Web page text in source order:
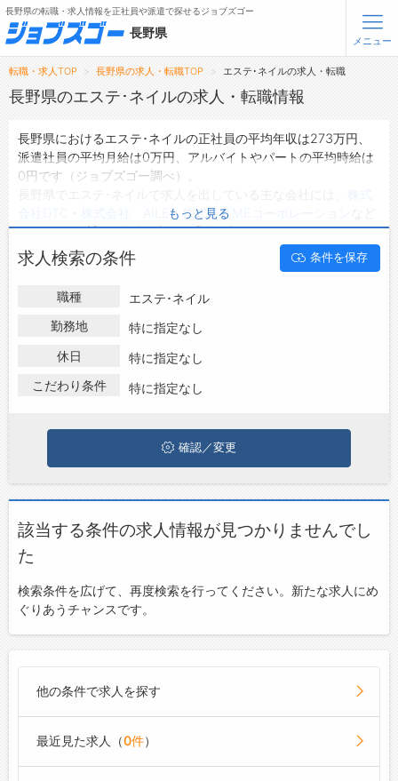
無料会員登録 ログイン
メニュー
トップ
タップで簡単に求人を探す
【初めての方へ】
長野県の求人検索で選ばれる理由
転職支援サービス
お問い合わせ
よくあるご質問
長野県の転職・求人情報を正社員や派遣で探せるジョブズゴー
長野県
メニュー
転職・求人TOP 長野県の求人・転職TOP エステ･ネイルの求人・転職
長野県のエステ･ネイルの求人・転職情報
長野県におけるエステ･ネイルの正社員の平均年収は273万円、
派遣社員の平均月給は0万円、アルバイトやパートの平均時給は
0円です（ジョブズゴー調べ）。
・ 株式会社МEコーポレーション
があり、ご希望の条件に合った求人を探すことできます。
長野県の地域密着型の求人サイトであるジョブズゴーでは長野県
の求人情報を21件取り扱っており、そのうち
正社員の求人は16
派遣社員の求人
ハローワークにはない求人も多数扱っており、転職だけでなく、
でエステ･ネイルの求人・転職情報を探している方は、ぜひ興味
のある職種に応募してみてくださいね。
もっと見る
求人検索の条件 条件を保存
職種
エステ･ネイル
勤務地
特に指定なし
休日
特に指定なし
こだわり条件
特に指定なし
確認／変更
該当する条件の求人情報が見つかりませんでし
た
検索条件を広げて、再度検索を行ってください。新たな求人にめ
ぐりあうチャンスです。
他の条件で求人を探す
最近見た求人（0件）